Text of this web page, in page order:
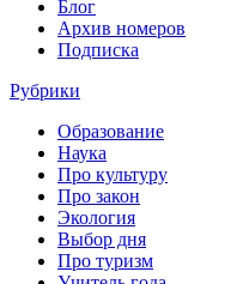
Блог
Архив номеров
Подписка
Рубрики
Образование
Наука
Про культуру
Про закон
Экология
Выбор дня
Про туризм